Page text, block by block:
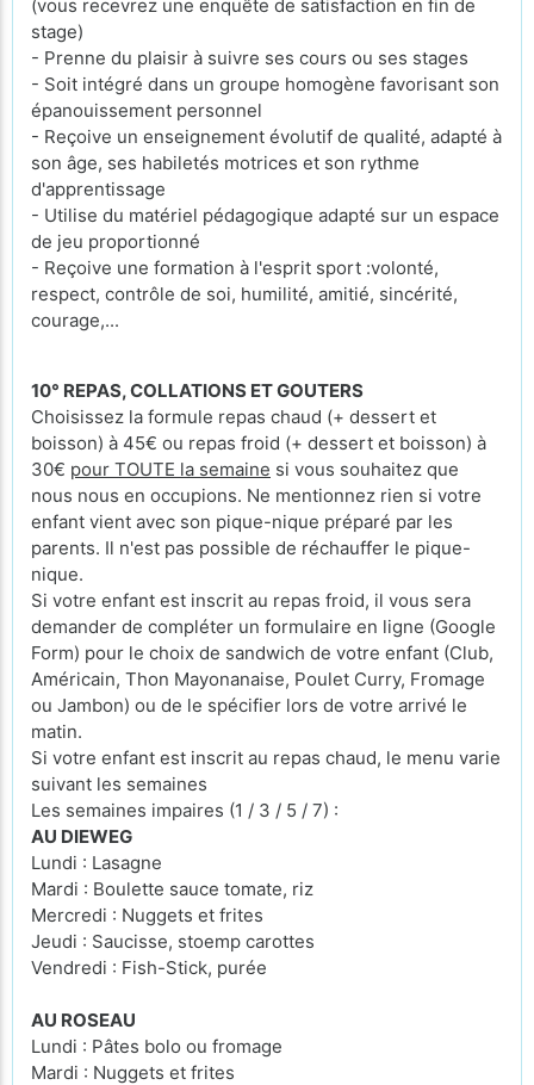
(vous recevrez une enquête de satisfaction en fin de
stage)
- Prenne du plaisir à suivre ses cours ou ses stages
- Soit intégré dans un groupe homogène favorisant son
épanouissement personnel
- Reçoive un enseignement évolutif de qualité, adapté à
son âge, ses habiletés motrices et son rythme
d'apprentissage
- Utilise du matériel pédagogique adapté sur un espace
de jeu proportionné
- Reçoive une formation à l'esprit sport :volonté,
respect, contrôle de soi, humilité, amitié, sincérité,
courage,...
10° REPAS, COLLATIONS ET GOUTERS
Choisissez la formule repas chaud (+ dessert et
boisson) à 45€ ou repas froid (+ dessert et boisson) à
30€ pour TOUTE la semaine si vous souhaitez que
nous nous en occupions. Ne mentionnez rien si votre
enfant vient avec son pique-nique préparé par les
parents. Il n'est pas possible de réchauffer le pique-
nique.
Si votre enfant est inscrit au repas froid, il vous sera
demander de compléter un formulaire en ligne (Google
Form) pour le choix de sandwich de votre enfant (Club,
Américain, Thon Mayonanaise, Poulet Curry, Fromage
ou Jambon) ou de le spécifier lors de votre arrivé le
matin.
Si votre enfant est inscrit au repas chaud, le menu varie
suivant les semaines
Les semaines impaires (1 / 3 / 5 / 7) :
AU DIEWEG
Lundi : Lasagne
Mardi : Boulette sauce tomate, riz
Mercredi : Nuggets et frites
Jeudi : Saucisse, stoemp carottes
Vendredi : Fish-Stick, purée
AU ROSEAU
Lundi : Pâtes bolo ou fromage
Mardi : Nuggets et frites